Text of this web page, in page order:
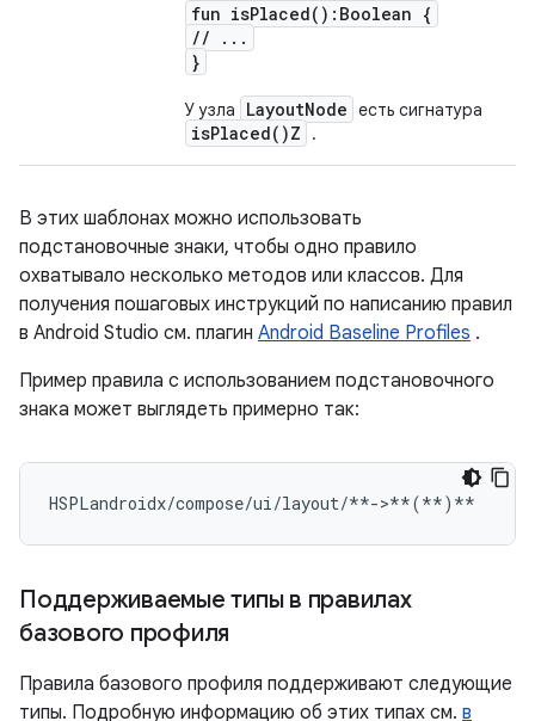
fun isPlaced( ):Boolean {
// . . .
}
У узла LayoutNode есть сигнатура
isPlaced( )Z .
В этих шаблонах можно использовать
подстановочные знаки, чтобы одно правило
охватывало несколько методов или классов. Для
получения пошаговых инструкций по написанию правил
в Android Studio см. плагин Android Baseline Profiles .
Пример правила с использованием подстановочного
знака может выглядеть примерно так:
HSPLandroidx/compose/ui/layout/**->**(**)
Поддерживаемые типы в правилах
базового профиля
Правила базового профиля поддерживают следующие
типы. Подробную информацию об этих типах см. в